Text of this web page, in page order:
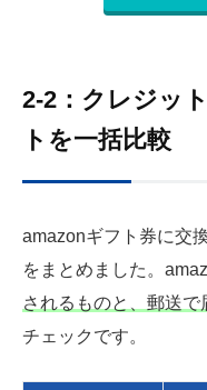
2-2：クレジッ
トを一括比較
amazonギフト券に交
をまとめました。
されるものと、郵送
チェックです。